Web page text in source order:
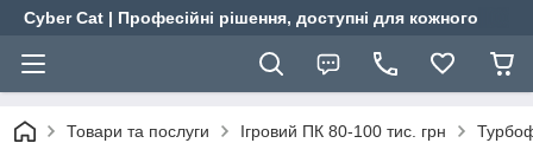
Cyber Cat | Професійні рішення, доступні для кожного
Товари та послуги Ігровий ПК 80-100 тис. грн